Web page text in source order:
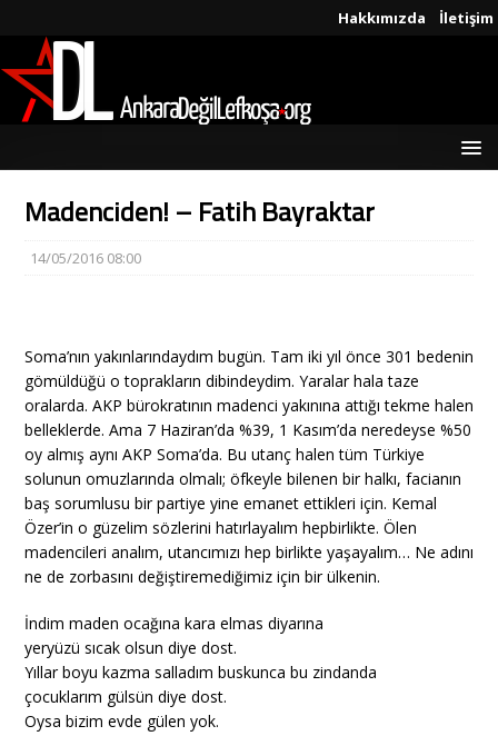
Hakkımızda İletişim
Madenciden! – Fatih Bayraktar
14/05/2016 08:00
Soma’nın yakınlarındaydım bugün. Tam iki yıl önce 301 bedenin
gömüldüğü o toprakların dibindeydim. Yaralar hala taze
oralarda. AKP bürokratının madenci yakınına attığı tekme halen
belleklerde. Ama 7 Haziran’da %39, 1 Kasım’da neredeyse %50
oy almış aynı AKP Soma’da. Bu utanç halen tüm Türkiye
solunun omuzlarında olmalı; öfkeyle bilenen bir halkı, facianın
baş sorumlusu bir partiye yine emanet ettikleri için. Kemal
Özer’in o güzelim sözlerini hatırlayalım hepbirlikte. Ölen
madencileri analım, utancımızı hep birlikte yaşayalım… Ne adını
ne de zorbasını değiştiremediğimiz için bir ülkenin.
İndim maden ocağına kara elmas diyarına
yeryüzü sıcak olsun diye dost.
Yıllar boyu kazma salladım buskunca bu zindanda
çocuklarım gülsün diye dost.
Oysa bizim evde gülen yok.